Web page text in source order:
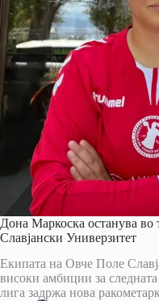
Дона Маркоска останува
Славјански Универзитет
Екипата на Овче Поле
високи амбиции за
лига задржа нова